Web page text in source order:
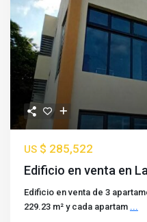
Previous
US $ 285,522
Edificio en venta en
Edificio en venta de 3
229.23 m² y cada apartam ...